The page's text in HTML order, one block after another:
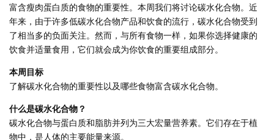
富含瘦肉蛋白质的食物的重要性。本周我们将讨论碳水化合物。近
年来，由于许多低碳水化合物产品和饮食的流行，碳水化合物受到
了相当多的负面关注。然而，与所有食物一样，如果你选择健康的
饮食并适量食用，它们就会成为你饮食的重要组成部分。
本周目标
了解碳水化合物的重要性以及哪些食物富含碳水化合物。
什么是碳水化合物？
碳水化合物与蛋白质和脂肪并列为三大宏量营养素。它们存在于植
物中，是人体的主要能量来源。